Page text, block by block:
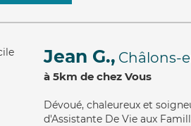
Jean G., Châlons-
à 5km de chez Vous
Dévoué, chaleureux et
d'Assistante De Vie aux